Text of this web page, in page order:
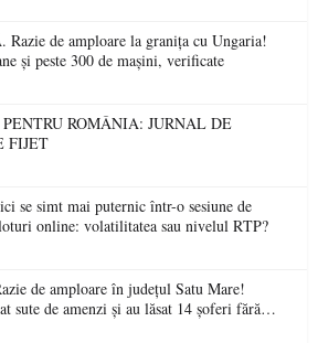
Razie de amploare la granița cu Ungaria!
și peste 300 de mașini, verificate
ROMÂNIA: JURNAL DE
FIJET
se simt mai puternic într-o sesiune de
online: volatilitatea sau nivelul RTP?
de amploare în județul Satu Mare!
sute de amenzi și au lăsat 14 șoferi fără
zi